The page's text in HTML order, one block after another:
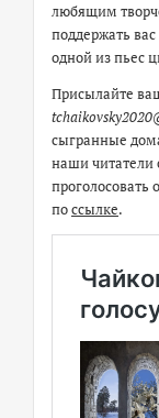
любящим
поддержать
одной из пьес
Присылайте
сыгранные
наши читатели
поссылке.